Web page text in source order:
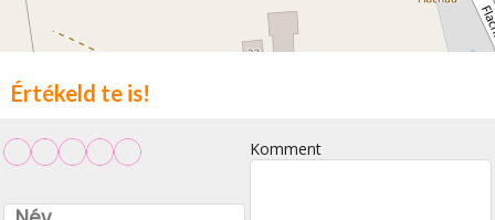
Értékeld te is!
Komment